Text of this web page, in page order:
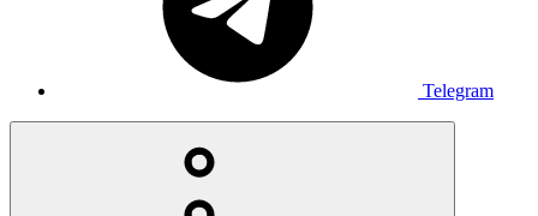
Telegram